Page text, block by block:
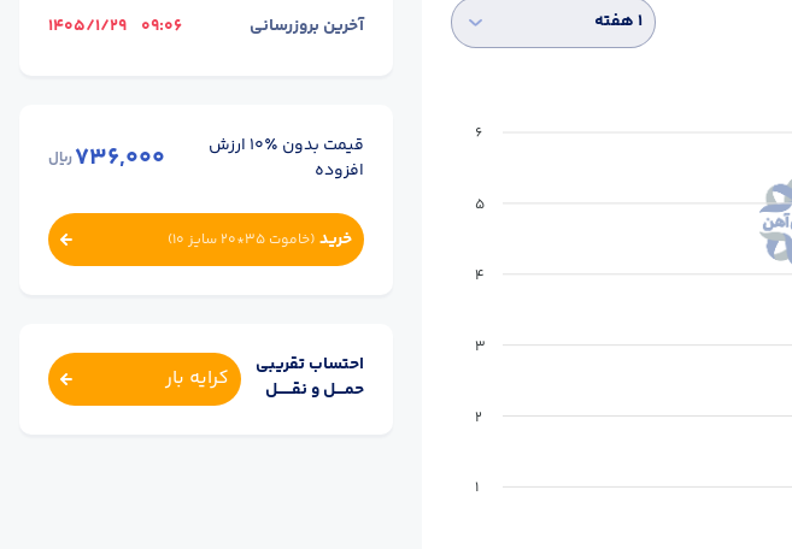
۱ هفته
6
5
4
3
2
1
آخرین بروزرسانی
09:06
1405/1/29
قیمت بدون ٪۱۰ ارزش
افزوده
736,000ریال
خرید (خاموت 35*20 سایز 10 )
احتساب تقریبی
حمــــل و نقــــــل
کرایه بار